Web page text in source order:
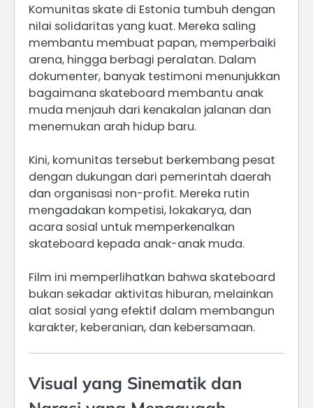
Komunitas skate di Estonia tumbuh dengan
nilai solidaritas yang kuat. Mereka saling
membantu membuat papan, memperbaiki
arena, hingga berbagi peralatan. Dalam
dokumenter, banyak testimoni menunjukkan
bagaimana skateboard membantu anak
muda menjauh dari kenakalan jalanan dan
menemukan arah hidup baru.
Kini, komunitas tersebut berkembang pesat
dengan dukungan dari pemerintah daerah
dan organisasi non-profit. Mereka rutin
mengadakan kompetisi, lokakarya, dan
acara sosial untuk memperkenalkan
skateboard kepada anak-anak muda.
Film ini memperlihatkan bahwa skateboard
bukan sekadar aktivitas hiburan, melainkan
alat sosial yang efektif dalam membangun
karakter, keberanian, dan kebersamaan.
Visual yang Sinematik dan